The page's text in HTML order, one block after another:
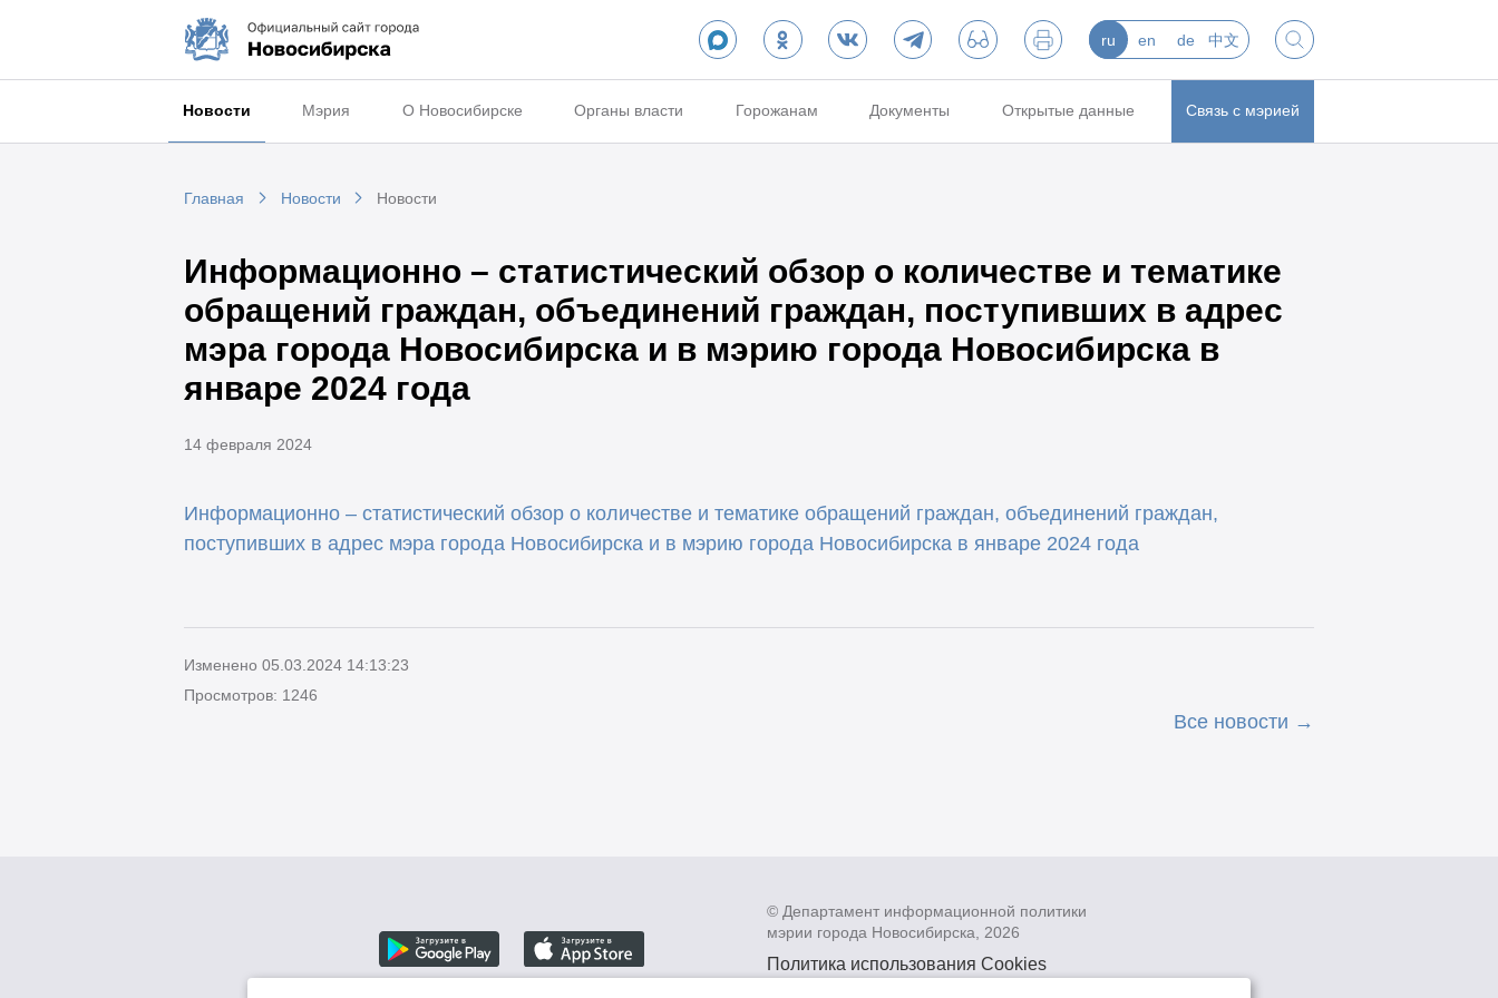
ru en de 中文
Новости Мэрия О Новосибирске Органы власти Горожанам Документы Открытые данные Связь с мэрией
Главная Новости Новости
Информационно – статистический обзор о количестве и тематике
обращений граждан, объединений граждан, поступивших в адрес
мэра города Новосибирска и в мэрию города Новосибирска в
январе 2024 года
14 февраля 2024
Информационно – статистический обзор о количестве и тематике обращений граждан, объединений граждан,
поступивших в адрес мэра города Новосибирска и в мэрию города Новосибирска в январе 2024 года
Изменено 05.03.2024 14:13:23
Просмотров: 1246
Все новости
© Департамент информационной политики
мэрии города Новосибирска, 2026
Политика использования Cookies